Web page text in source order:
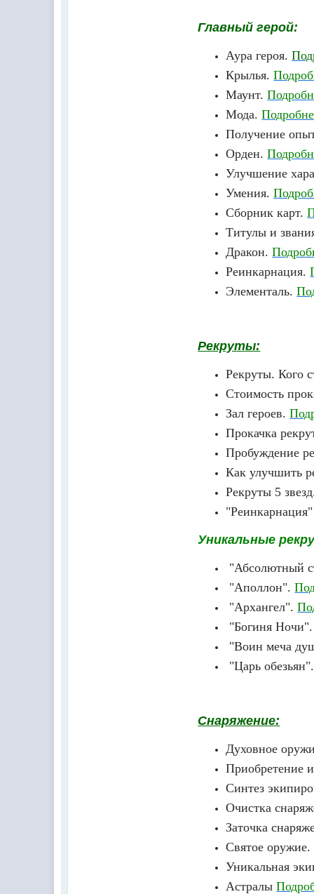
Главный герой:
Аура героя.
Крылья.
Маунт.
Мода.
Получение
Орден.
Улучшение
Умения.
Сборник карт.
Титулы и
Дракон.
Реинкарнация.
Элементаль.
Рекруты:
Рекруты. Кого
Стоимость
Зал героев.
Прокачка
Пробуждение
Как улучшить
Рекруты 5
​Уникальные
"Абсолютный
"Аполлон".
"Архангел".
"Богиня
"Воин меча
"Царь
Снаряжение:
Духовное
Приобретение
Синтез
Очистка
Заточка
Святое оружие.
Уникальная
Астралы